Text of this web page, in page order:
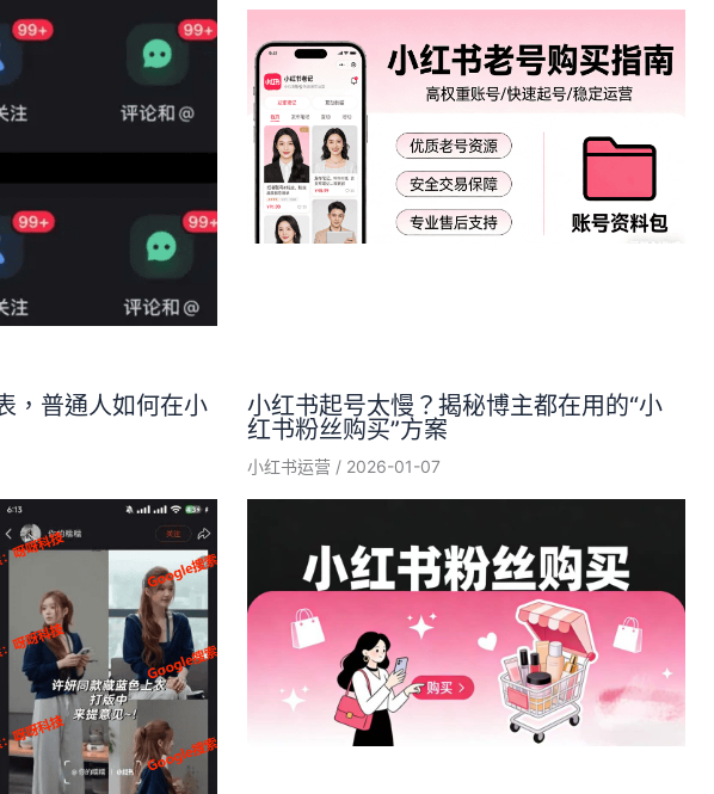
，普通人如何在小
小红书起号太慢？揭秘博主都在用的“小
红书粉丝购买”方案
小红书运营 / 2026-01-07